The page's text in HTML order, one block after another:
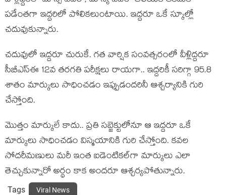
పడేంతగా ఇద్దరిలో పోలికలుంటాయి. ఇద్దరూ ఒకే స్కూల్లో
చదువుకున్నారు.
చదువులో ఇద్దరూ చురుకే. గత వార్షిక సంవత్సరంలో వీళ్లిద్దరూ
సీబీఎస్ఈ 12వ తరగతి పరీక్షలు రాయగా.. ఇద్దరికీ సరిగ్గా 95.8
శాతం మార్కులు సాధించడం ఇప్పుడందరినీ ఆశ్చర్యానికి గురి
చేస్తోంది.
మొత్తం మార్కులే కాదు.. ప్రతి సబ్జెక్టులోనూ ఆ ఇద్దరూ ఒకే
మార్కులు సాధించడం విస్మయానికి గురి చేస్తోంది. కవల
సోదరీమణులు మరీ ఇంత ఐడెంటికల్‌గా మార్కులు ఎలా
తెచ్చుకున్నారో అర్థం కాక అందరూ ఆశ్చర్యపోతున్నారు.
Tags Viral News